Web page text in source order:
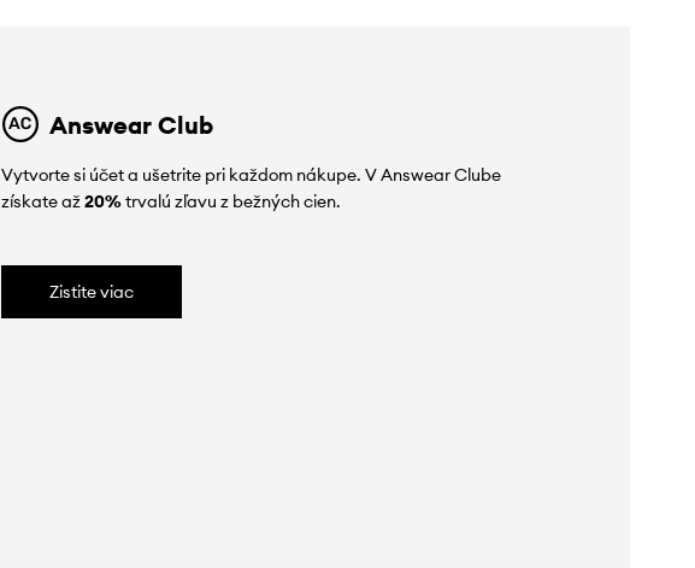
Answear Club
Vytvorte si účet a ušetrite pri každom nákupe. V Answear Clube
získate až20%trvalú zľavu z bežných cien.
Zistite viac